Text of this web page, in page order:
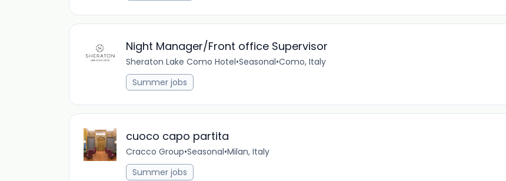
Night Manager/Front office Supervisor
Sheraton Lake Como Hotel•Seasonal•Como, Italy
Summer jobs
cuoco capo partita
Cracco Group•Seasonal•Milan, Italy
Summer jobs